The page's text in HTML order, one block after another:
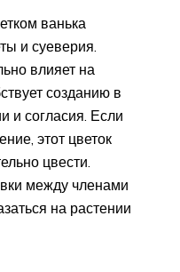
ванька
и суеверия.
влияет на
созданию в
и согласия. Если
этот цветок
цвести.
между членами
на растении